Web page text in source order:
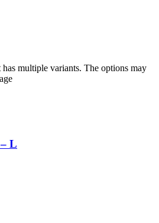
multiple variants. The options may
L